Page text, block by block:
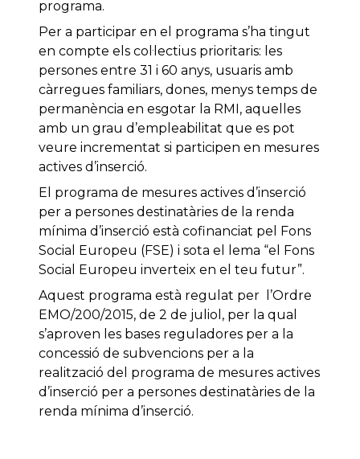
programa.
Per a participar en el programa s’ha tingut
en compte els col·lectius prioritaris: les
persones entre 31 i 60 anys, usuaris amb
càrregues familiars, dones, menys temps de
permanència en esgotar la RMI, aquelles
amb un grau d’empleabilitat que es pot
veure incrementat si participen en mesures
actives d’inserció.
El programa de mesures actives d’inserció
per a persones destinatàries de la renda
mínima d’inserció està cofinanciat pel Fons
Social Europeu (FSE) i sota el lema “el Fons
Social Europeu inverteix en el teu futur”.
Aquest programa està regulat per l’Ordre
EMO/200/2015, de 2 de juliol, per la qual
s’aproven les bases reguladores per a la
concessió de subvencions per a la
realització del programa de mesures actives
d’inserció per a persones destinatàries de la
renda mínima d’inserció.